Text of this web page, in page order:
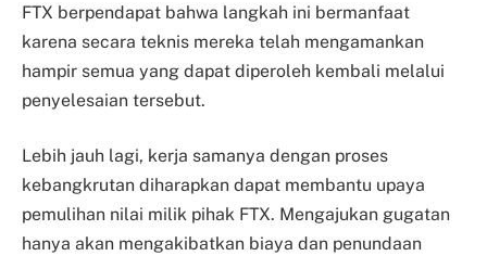
FTX berpendapat bahwa langkah ini bermanfaat
karena secara teknis mereka telah mengamankan
hampir semua yang dapat diperoleh kembali melalui
penyelesaian tersebut.
Lebih jauh lagi, kerja samanya dengan proses
kebangkrutan diharapkan dapat membantu upaya
pemulihan nilai milik pihak FTX. Mengajukan gugatan
hanya akan mengakibatkan biaya dan penundaan